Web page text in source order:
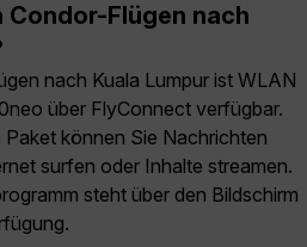
Condor-Flügen nach
nach Kuala Lumpur ist WLAN
über FlyConnect verfügbar.
können Sie Nachrichten
surfen oder Inhalte streamen.
steht über den Bildschirm